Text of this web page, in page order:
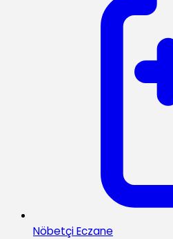
Nöbetçi Eczane